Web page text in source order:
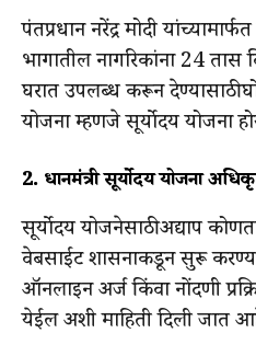
पंतप्रधान नरेंद्र मोदी
भागातील नागरिकांना 24
घरात उपलब्ध करून देण्यासाठी
योजना म्हणजे सूर्योदय योजना
2. प्रधानमंत्री सूर्योदय योजना
सूर्योदय योजनेसाठी अद्याप
वेबसाईट शासनाकडून सुरू
ऑनलाइन अर्ज किंवा नोंदणी
येईल अशी माहिती दिली जात